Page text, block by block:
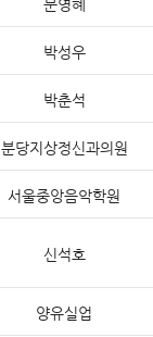
문영혜
박성우
박춘석
분당지상정신과의원
서울중앙음악학원
신석호
양유실업